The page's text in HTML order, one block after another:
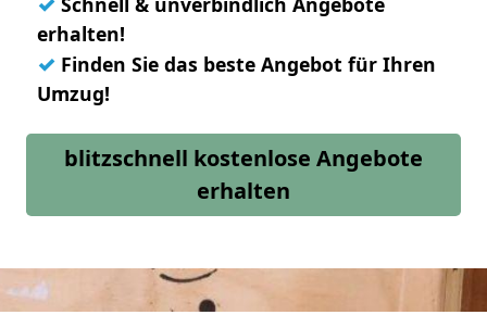
erhalten!
✓ Finden Sie das beste Angebot für Ihren
Umzug!
blitzschnell kostenlose Angebote
erhalten